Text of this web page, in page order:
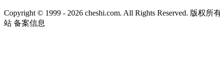
Copyright © 1999 - 2026 cheshi.com. All Rights Reserved. 版权
站 备案信息